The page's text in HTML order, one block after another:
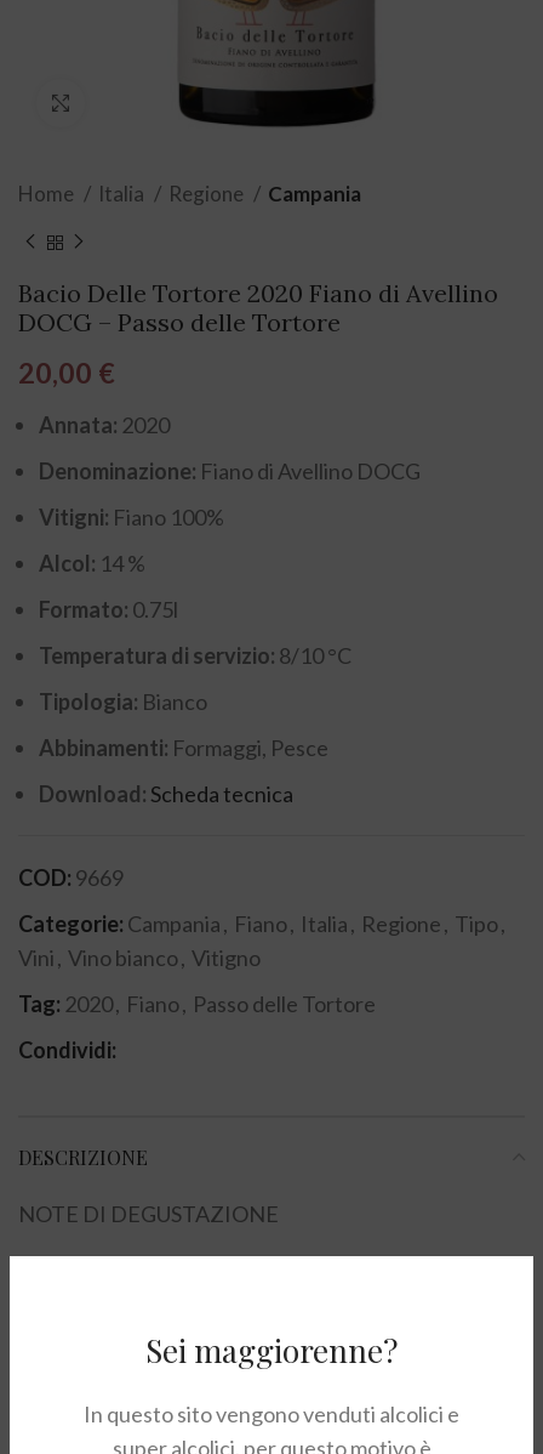
Sei maggiorenne?
In questo sito vengono venduti alcolici e
super alcolici, per questo motivo è
Click to enlarge
Home Italia Regione Campania
Bacio Delle Tortore 2020 Fiano di Avellino
DOCG – Passo delle Tortore
20,00 €
Annata: 2020
Denominazione: Fiano di Avellino DOCG
Vitigni: Fiano 100%
Alcol: 14 %
Formato: 0.75l
Temperatura di servizio: 8/10 °C
Tipologia: Bianco
Abbinamenti: Formaggi, Pesce
Download: Scheda tecnica
COD: 9669
Categorie: Campania, Fiano, Italia, Regione, Tipo,
Vini, Vino bianco, Vitigno
Tag: 2020, Fiano, Passo delle Tortore
Condividi:
DESCRIZIONE
NOTE DI DEGUSTAZIONE
miele, tiglio e frutta tropicale. L’evoluzione in bottiglia
produrrà nel tempo note di cedro candito e nocciola
tostata, che renderanno il vino ancora più complesso.